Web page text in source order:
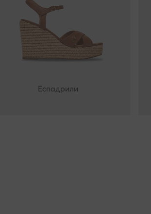
Еспадрили